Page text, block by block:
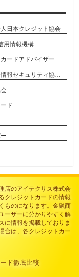
日本クレジット協会
用情報機構
クレジットカードアドバイザー協会
日本カード情報セキュリティ協議会
ド
店のアイテクサス株式会
クレジットカードの情報
ものになります。金融商
ーザーに分かりやすく解
に情報を掲載しておりま
合は、各クレジットカー
ド徹底比較